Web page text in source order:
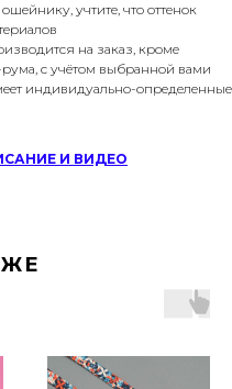
учтите, что оттенок
на заказ, кроме
с учётом выбранной вами
индивидуально-определенные
И ВИДЕО